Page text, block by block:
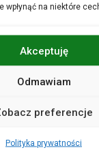
na niektóre
Akceptuję
Odmawiam
preferencje
Polityka prywatności